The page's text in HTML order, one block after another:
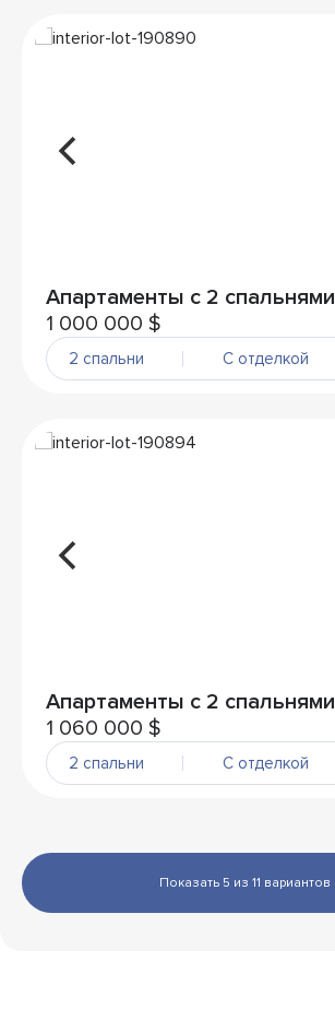
Апартаменты с 2 спальнями
1 000 000 $
2 спальни С отделкой
Апартаменты с 2 спальнями
1 060 000 $
2 спальни С отделкой
Показать 5 из 11 вариантов